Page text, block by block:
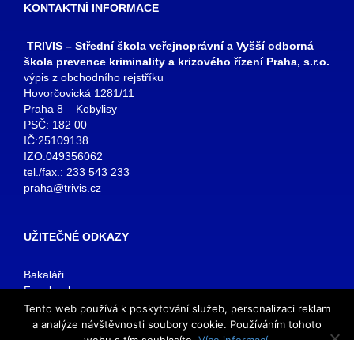
KONTAKTNÍ INFORMACE
TRIVIS – Střední škola veřejnoprávní a Vyšší odborná
škola prevence kriminality a krizového řízení Praha, s.r.o.
výpis z obchodního rejstříku
Hovorčovická 1281/11
Praha 8 – Kobylisy
PSČ: 182 00
IČ:25109138
IZO:049356062
tel./fax.: 233 543 233
praha@trivis.cz
UŽITEČNÉ ODKAZY
Bakaláři
Facebook
VOŠ Praha
E-mail zaměstnanci
E-mail studenti
Tento web používá k poskytování služeb, personalizaci reklam
a analýze návštěvnosti soubory cookie. Používáním tohoto